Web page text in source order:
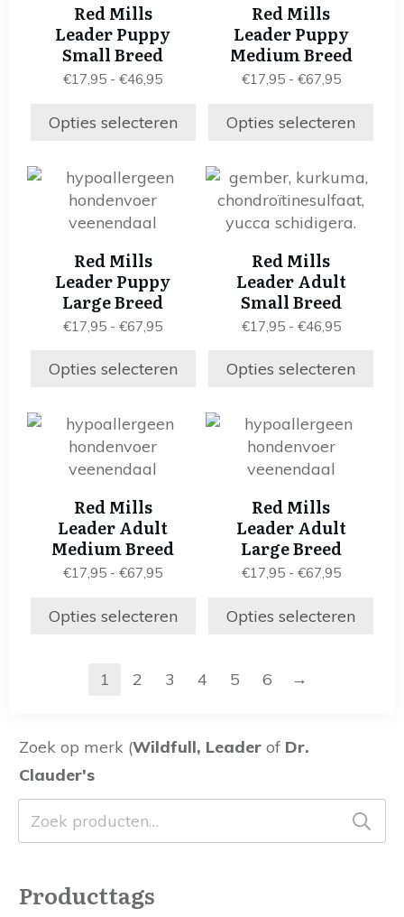
Red Mills
Leader Puppy
Small Breed
€17,95 - €46,95Prijsklasse:
tot
Opties selecteren
variaties.
Deze
optie
kan
worden
de
productpagina
Red Mills
Leader Puppy
Medium Breed
€17,95 - €67,95
tot
Opties selecteren
variaties.
Deze
optie
kan
worden
de
productpagina
Red Mills
Leader Puppy
Large Breed
€17,95 - €67,95Prijsklasse:
tot
Opties selecteren
Dit
product
heeft
variaties.
Deze
optie
kan
worden
de
productpagina
Red Mills
Leader Adult
Small Breed
€17,95 - €46,95
tot
Opties selecteren
Dit
product
heeft
variaties.
Deze
optie
kan
worden
de
productpagina
Red Mills
Leader Adult
Medium Breed
€17,95 - €67,95Prijsklasse:
tot
Opties selecteren
Dit
product
heeft
variaties.
Deze
optie
kan
worden
Red Mills
Leader Adult
Large Breed
€17,95 - €67,95
tot
Opties selecteren
Dit
product
heeft
variaties.
Deze
optie
kan
worden
1 2 3 4 5 6 →
Zoek op merk (Wildfull, Leader of Dr.
Clauder's
Zoeken
naar:
Producttags